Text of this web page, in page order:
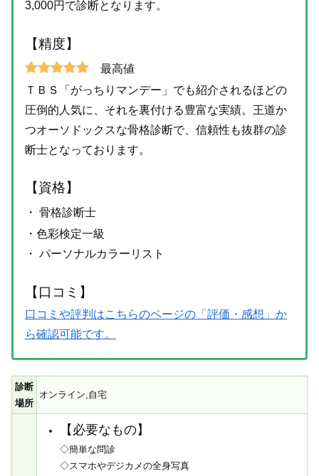
3,000円で診断となります。
【精度】
最高値
ＴＢＳ「がっちりマンデー」でも紹介されるほどの
圧倒的人気に、それを裏付ける豊富な実績。王道か
つオーソドックスな骨格診断で、信頼性も抜群の診
断士となっております。
【資格】
・ 骨格診断士
・色彩検定一級
・ パーソナルカラーリスト
【口コミ】
口コミや評判はこちらのページの「評価・感想」か
ら確認可能です。
診断
場所
オンライン,自宅
【必要なもの】
◇簡単な問診
◇スマホやデジカメの全身写真